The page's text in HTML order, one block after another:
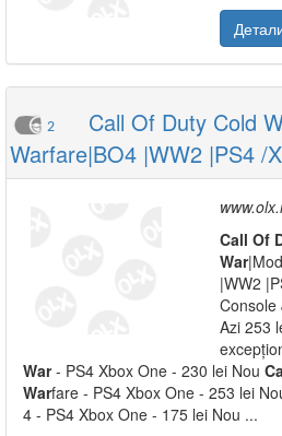
2
Call Of Duty Cold
Warfare|BO4 |WW2 |PS4 /
Call Of
War
|WW2
Console
Azi 253
War- PS4 Xbox One - 230 lei Nou
Warfare - PS4 Xbox One - 253 lei
4 - PS4 Xbox One - 175 lei Nou ...